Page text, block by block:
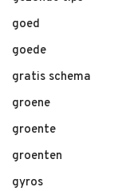
goed
goede
gratis schema
groene
groente
groenten
gyros